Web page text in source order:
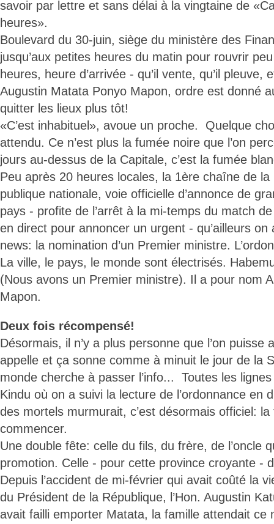
savoir par lettre et sans délai à la vingtaine de
heures».
Boulevard du 30-juin, siège du ministère des
jusqu’aux petites heures du matin pour rouvrir
heures, heure d’arrivée - qu’il vente, qu’il pleuve,
Augustin Matata Ponyo Mapon, ordre est donné
quitter les lieux plus tôt!
«C’est inhabituel», avoue un proche. Quelque
attendu. Ce n’est plus la fumée noire que l’on
jours au-dessus de la Capitale, c’est la fumée
Peu après 20 heures locales, la 1ère chaîne de
publique nationale, voie officielle d’annonce de
pays - profite de l’arrêt à la mi-temps du match
en direct pour annoncer un urgent - qu’ailleurs on
news: la nomination d’un Premier ministre.
La ville, le pays, le monde sont électrisés.
(Nous avons un Premier ministre). Il a pour nom
Mapon.
Deux fois récompensé!
Désormais, il n’y a plus personne que l’on puisse
appelle et ça sonne comme à minuit le jour de la
monde cherche à passer l’info... Toutes les
Kindu où on a suivi la lecture de l’ordonnance en
des mortels murmurait, c’est désormais officiel:
commencer.
Une double fête: celle du fils, du frère, de l’oncle
promotion. Celle - pour cette province croyante -
Depuis l’accident de mi-février qui avait coûté la
du Président de la République, l’Hon. Augustin
avait failli emporter Matata, la famille attendait ce